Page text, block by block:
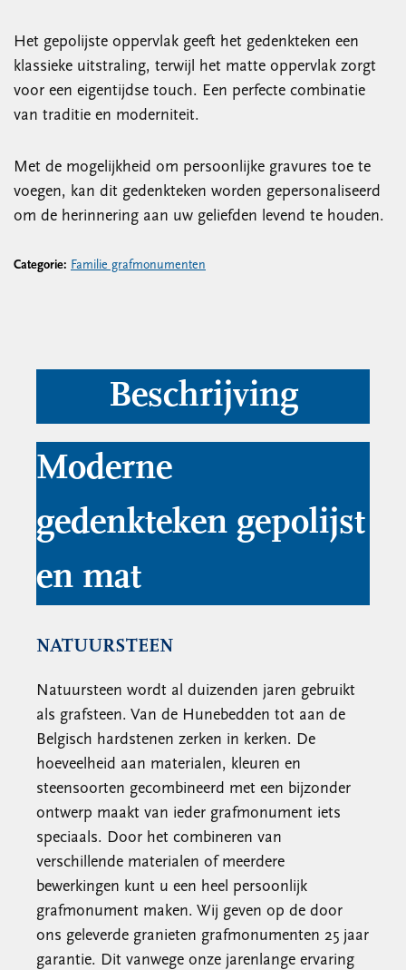
Het gepolijste oppervlak geeft het gedenkteken een
klassieke uitstraling, terwijl het matte oppervlak zorgt
voor een eigentijdse touch. Een perfecte combinatie
van traditie en moderniteit.
Met de mogelijkheid om persoonlijke gravures toe te
voegen, kan dit gedenkteken worden gepersonaliseerd
om de herinnering aan uw geliefden levend te houden.
Categorie: Familie grafmonumenten
Beschrijving
Moderne
gedenkteken gepolijst
en mat
NATUURSTEEN
Natuursteen wordt al duizenden jaren gebruikt
als grafsteen. Van de Hunebedden tot aan de
Belgisch hardstenen zerken in kerken. De
hoeveelheid aan materialen, kleuren en
steensoorten gecombineerd met een bijzonder
ontwerp maakt van ieder grafmonument iets
speciaals. Door het combineren van
verschillende materialen of meerdere
bewerkingen kunt u een heel persoonlijk
grafmonument maken. Wij geven op de door
ons geleverde granieten grafmonumenten 25 jaar
garantie. Dit vanwege onze jarenlange ervaring